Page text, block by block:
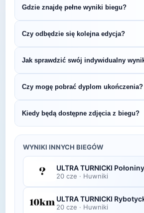
Gdzie znajdę pełne wyniki biegu?
stronie internetowej lub na
LiveTracking, RunnerSpace czy
Czy odbędzie się kolejna edycja?
Śledź stronę organizatora lub
by być na bieżąco z datą kolejnej
Czerwca ‘56 - 10km.
Jak sprawdzić swój indywidualny
organizatora lub platformie
bibie startowym. Wyniki
netto, a często też pozycję wśród
uczestników i w kategorii
Czy mogę pobrać dyplom ukończenia?
elektroniczne dyplomy do
organizatora po opublikowaniu
Kiedy będą dostępne zdjęcia z biegu?
w ciągu kilku dni po zawodach na
lub fanpage'u na Facebooku.
WYNIKI INNYCH BIEGÓW
ULTRA TURNICKI
20 cze · Huwniki
ULTRA TURNICKI
20 cze · Huwniki